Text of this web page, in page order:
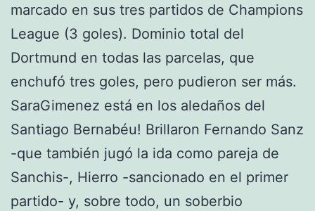
marcado en sus tres partidos de Champions
League (3 goles). Dominio total del
Dortmund en todas las parcelas, que
enchufó tres goles, pero pudieron ser más.
SaraGimenez está en los aledaños del
Santiago Bernabéu! Brillaron Fernando Sanz
-que también jugó la ida como pareja de
Sanchis-, Hierro -sancionado en el primer
partido- y, sobre todo, un soberbio